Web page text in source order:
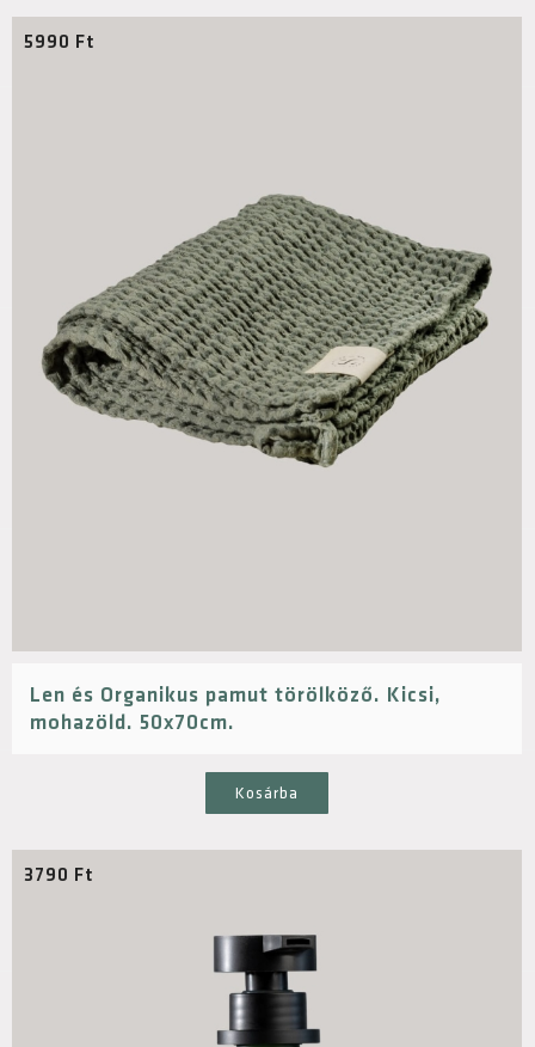
5990 Ft
Len és Organikus pamut törölköző. Kicsi,
mohazöld. 50x70cm.
Kosárba
3790 Ft